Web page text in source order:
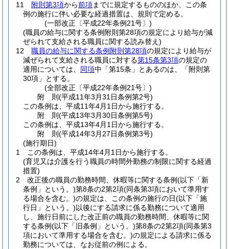
11
附則第3項から前項までに規定するもののほか、この条
例の施行に伴い必要な経過措置は、規則で定める。
(一部改正〔平成22年条例21号〕)
(職員の給与に関する条例附則第28項の規定により給与が減
ぜられて支給される職員に関する読み替え)
12
職員の給与に関する条例附則第28項の規定により給与が
減ぜられて支給される職員に対する第15条第3項の規定の
適用については、 同項中「第15条」とあるのは、「附則第
30項」とする。
(全部改正〔平成22年条例21号〕)
附 則(平成11年3月31日条例第2号)
この条例は、平成11年4月1日から施行する。
附 則(平成13年3月30日条例第5号)
この条例は、平成13年4月1日から施行する。
附 則(平成14年3月27日条例第3号)
(施行期日)
1
この条例は、平成14年4月1日から施行する。
(育児又は介護を行う職員の時間外勤務の制限に関する経過
措置)
2
改正後の職員の勤務時間、休暇等に関する条例(以下「新
条例」という。)第8条の2第2項(同条第3項において準用す
る場合を含む。)の規定は、この条例の施行の日(以下「施
行日」という。)以後にする請求に係る勤務について適用
し、施行日前にした改正前の職員の勤務時間、休暇等に関
する条例(以下「旧条例」という。)第8条の2第2項(同条第3
項において準用する場合を含む。)の規定による請求に係る
勤務については、なお従前の例による。